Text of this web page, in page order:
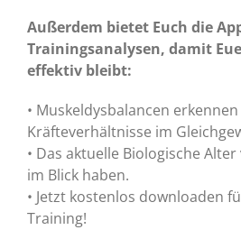
Außerdem bietet Euch die
Trainingsanalysen, damit
effektiv bleibt:
• Muskeldysbalancen
Kräfteverhältnisse im
• Das aktuelle Biologische
im Blick haben.
• Jetzt kostenlos downloaden
Training!